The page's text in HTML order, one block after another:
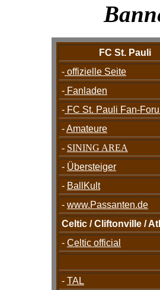
FC St. Pauli
- offizielle Seite
- Fanladen
- FC St. Pauli Fan-
-Amateure
- SINING AREA
- Übersteiger
- BallKult
- www.Passanten.de
Celtic / Cliftonville /
- Celtic official
- TAL